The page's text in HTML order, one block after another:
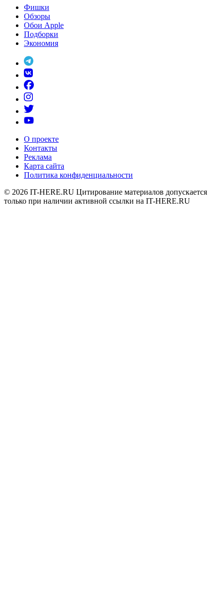
Фишки
Обзоры
Обои Apple
Подборки
Экономия
О проекте
Контакты
Реклама
Карта сайта
Политика конфиденциальности
© 2026 IT-HERE.RU Цитирование материалов допускается
только при наличии активной ссылки на IT-HERE.RU